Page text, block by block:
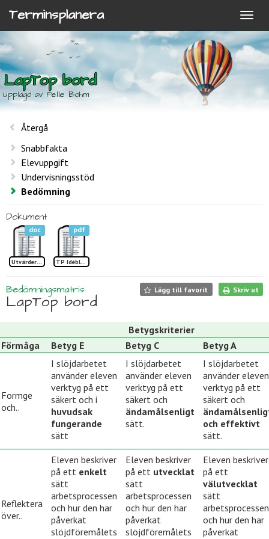
Terminsplanera
LapTop bord
Upplagd av Pelle Bohm
Återgå
Snabbfakta
Elevuppgift
Undervisningsstöd
Bedömning
Dokument
doc
Utvärdering LapTop bord
pdf
TP Idéblad LapTopbord
Lägg till favorit Skriv ut
Bedömningsmatris:
LapTop bord
Betygskriterier
Förmåga
Betyg E Betyg C Betyg A
Formge
och..
I slöjdarbetet
använder eleven
verktyg på ett
säkert och i
huvudsak
fungerande
sätt
I slöjdarbetet
använder eleven
verktyg på ett
säkert och
ändamålsenligt
sätt.
I slöjdarbetet
använder eleven
verktyg på ett
säkert och
och effektivt
sätt.
Reflektera
över..
Eleven beskriver
på ett enkelt
sätt
arbetsprocessen
och hur den har
påverkat
slöjdföremålets
Eleven beskriver
på ett utvecklat
sätt
arbetsprocessen
och hur den har
påverkat
slöjdföremålets
Eleven beskriver
på ett
välutvecklat
sätt
arbetsprocessen
och hur den har
påverkat